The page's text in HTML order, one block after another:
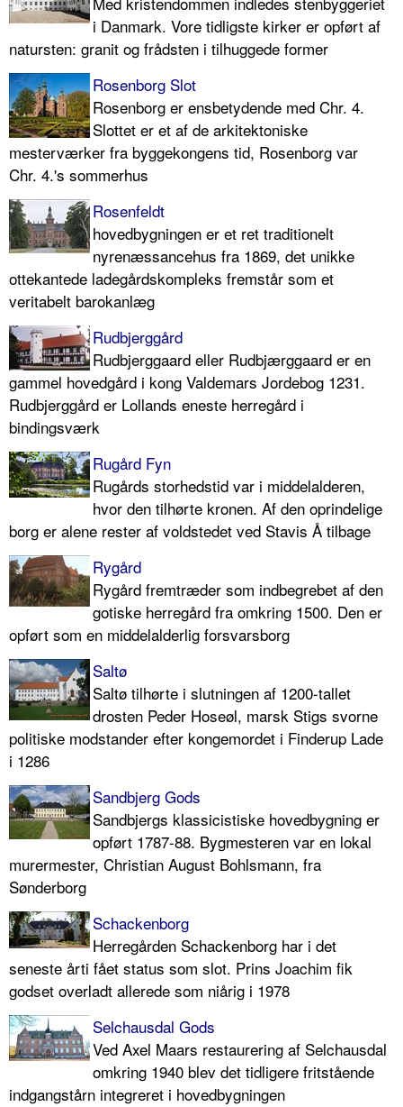
i Danmark. Vore tidligste kirker er opført af
natursten: granit og frådsten i tilhuggede former
Rosenborg Slot
Rosenborg er ensbetydende med Chr. 4.
Slottet er et af de arkitektoniske
mesterværker fra byggekongens tid, Rosenborg var
Chr. 4.'s sommerhus
Rosenfeldt
hovedbygningen er et ret traditionelt
nyrenæssancehus fra 1869, det unikke
ottekantede ladegårdskompleks fremstår som et
veritabelt barokanlæg
Rudbjerggård
Rudbjerggaard eller Rudbjærggaard er en
gammel hovedgård i kong Valdemars Jordebog 1231.
Rudbjerggård er Lollands eneste herregård i
bindingsværk
Rugård Fyn
Rugårds storhedstid var i middelalderen,
hvor den tilhørte kronen. Af den oprindelige
borg er alene rester af voldstedet ved Stavis Å tilbage
Rygård
Rygård fremtræder som indbegrebet af den
gotiske herregård fra omkring 1500. Den er
opført som en middelalderlig forsvarsborg
Saltø
Saltø tilhørte i slutningen af 1200-tallet
drosten Peder Hoseøl, marsk Stigs svorne
politiske modstander efter kongemordet i Finderup Lade
i 1286
Sandbjerg Gods
Sandbjergs klassicistiske hovedbygning er
opført 1787-88. Bygmesteren var en lokal
murermester, Christian August Bohlsmann, fra
Sønderborg
Schackenborg
Herregården Schackenborg har i det
seneste årti fået status som slot. Prins Joachim fik
godset overladt allerede som niårig i 1978
Selchausdal Gods
Ved Axel Maars restaurering af Selchausdal
omkring 1940 blev det tidligere fritstående
indgangstårn integreret i hovedbygningen